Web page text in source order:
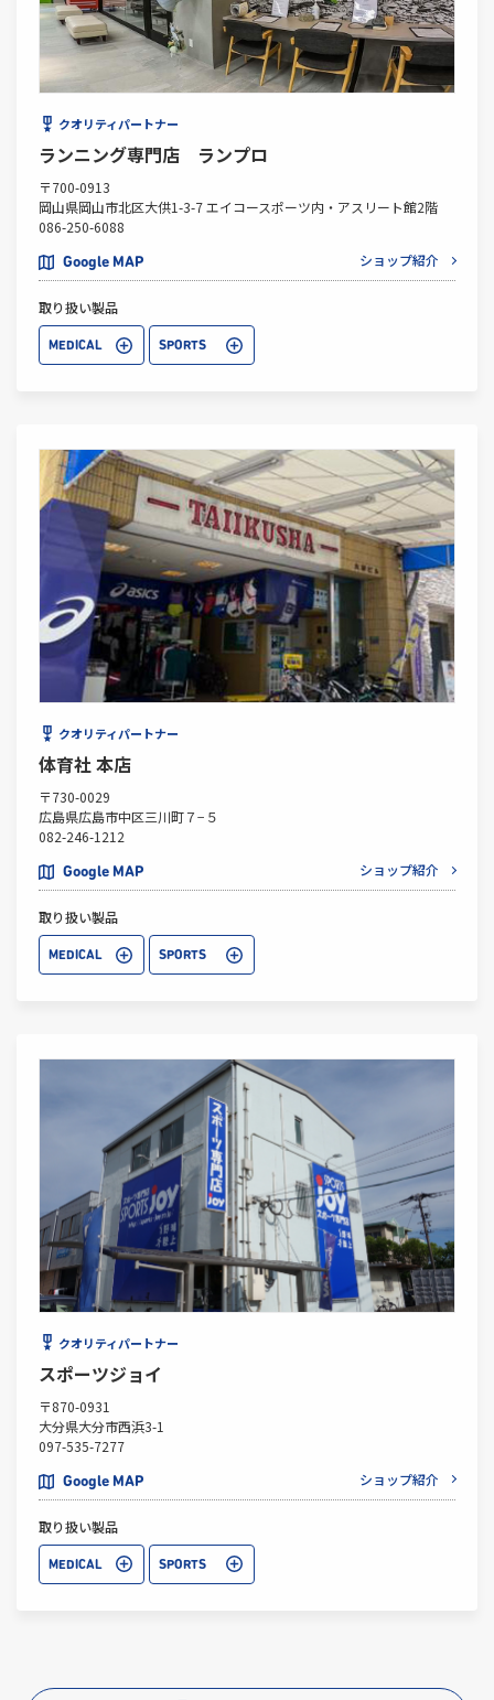
クオリティパートナー
ランニング専門店 ランプロ
〒700-0913
岡山県岡山市北区大供1-3-7 エイコースポーツ内・アスリート館2階
086-250-6088
Google MAP ショップ紹介
取り扱い製品
MEDICAL SPORTS
クオリティパートナー
体育社 本店
〒730-0029
広島県広島市中区三川町７−５
082-246-1212
Google MAP ショップ紹介
取り扱い製品
MEDICAL SPORTS
クオリティパートナー
スポーツジョイ
〒870-0931
大分県大分市西浜3-1
097-535-7277
Google MAP ショップ紹介
取り扱い製品
MEDICAL SPORTS